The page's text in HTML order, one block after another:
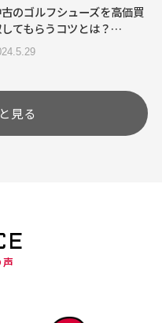
のゴルフシューズを高価買
てもらうコツとは？…
見る